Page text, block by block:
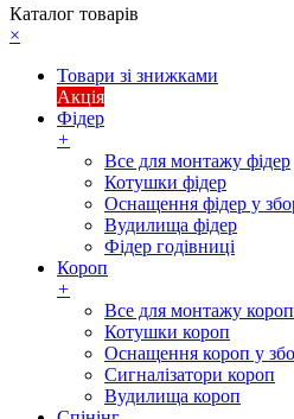
Каталог товарів
×
Товари зі знижками
Акція
Фідер
+
Все для монтажу фідер
Котушки фідер
Оснащення фідер у
Вудилища фідер
Фідер годівниці
Короп
+
Все для монтажу короп
Котушки короп
Оснащення короп у
Сигналізатори короп
Вудилища короп